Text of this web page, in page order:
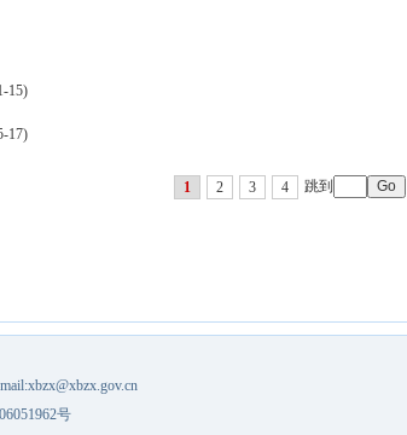
15)
17)
1 2 3 4 跳到
号